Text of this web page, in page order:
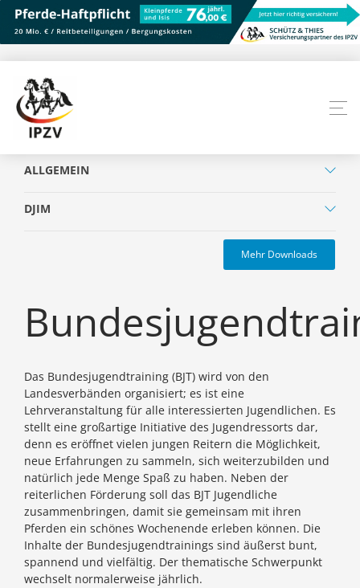
ALLGEMEIN
DJIM
Mehr Downloads
Das Bundesjugendtraining (BJT) wird von den
Landesverbänden organisiert; es ist eine
Lehrveranstaltung für alle interessierten Jugendlichen. Es
stellt eine großartige Initiative des Jugendressorts dar,
denn es eröffnet vielen jungen Reitern die Möglichkeit,
neue Erfahrungen zu sammeln, sich weiterzubilden und
natürlich jede Menge Spaß zu haben. Neben der
reiterlichen Förderung soll das BJT Jugendliche
zusammenbringen, damit sie gemeinsam mit ihren
Pferden ein schönes Wochenende erleben können. Die
Inhalte der Bundesjugendtrainings sind äußerst bunt,
spannend und vielfältig. Der thematische Schwerpunkt
wechselt normalerweise jährlich.